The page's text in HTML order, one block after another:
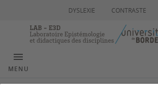
DYSLEXIE CONTRASTE
MENU